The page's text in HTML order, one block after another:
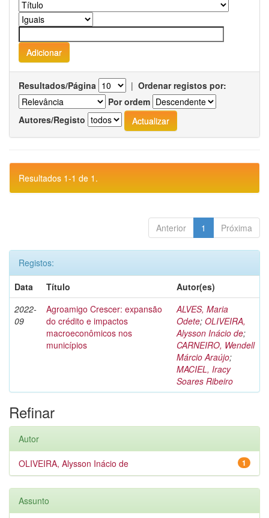
Resultados/Página | Ordenar registos por:
Por ordem
Autores/Registo
Resultados 1-1 de 1.
Anterior 1 Próxima
Registos:
Data
Título
Autor(es)
2022-
09
Agroamigo Crescer: expansão
do crédito e impactos
macroeconômicos nos
municípios
ALVES, Maria
Odete; OLIVEIRA,
Alysson Inácio de;
CARNEIRO, Wendell
Márcio Araújo;
MACIEL, Iracy
Soares Ribeiro
Refinar
Autor
1
OLIVEIRA, Alysson Inácio de
Assunto